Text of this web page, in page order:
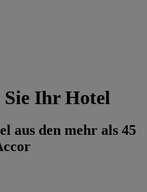
Sie Ihr Hotel
aus den mehr als 45